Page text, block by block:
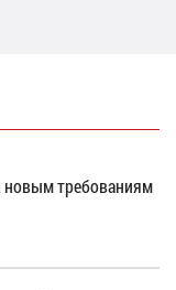
новым требованиям